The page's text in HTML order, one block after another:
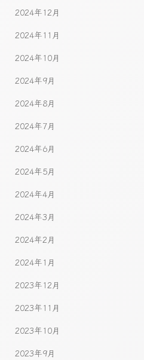
2024年12月
2024年11月
2024年10月
2024年9月
2024年8月
2024年7月
2024年6月
2024年5月
2024年4月
2024年3月
2024年2月
2024年1月
2023年12月
2023年11月
2023年10月
2023年9月